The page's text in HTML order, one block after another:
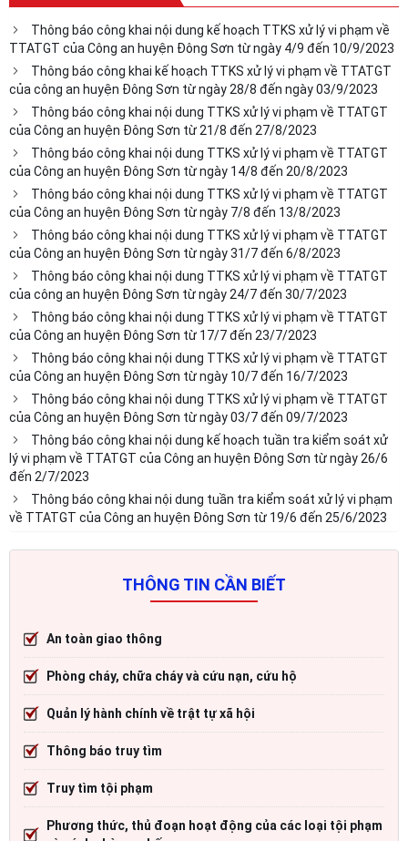
Thông báo công khai nội dung kế hoạch TTKS xử lý vi phạm về
TTATGT của Công an huyện Đông Sơn từ ngày 4/9 đến 10/9/2023
Thông báo công khai kế hoạch TTKS xử lý vi phạm về TTATGT
của công an huyện Đông Sơn từ ngày 28/8 đến ngày 03/9/2023
Thông báo công khai nội dung TTKS xử lý vi phạm về TTATGT
của Công an huyện Đông Sơn từ 21/8 đến 27/8/2023
Thông báo công khai nội dung TTKS xử lý vi phạm về TTATGT
của Công an huyện Đông Sơn từ ngày 14/8 đến 20/8/2023
Thông báo công khai nội dung TTKS xử lý vi phạm về TTATGT
của Công an huyện Đông Sơn từ ngày 7/8 đến 13/8/2023
Thông báo công khai nội dung TTKS xử lý vi phạm về TTATGT
của Công an huyện Đông Sơn từ ngày 31/7 đến 6/8/2023
Thông báo công khai nội dung TTKS xử lý vi phạm về TTATGT
của công an huyện Đông Sơn từ ngày 24/7 đến 30/7/2023
Thông báo công khai nội dung TTKS xử lý vi phạm về TTATGT
của Công an huyện Đông Sơn từ 17/7 đến 23/7/2023
Thông báo công khai nội dung TTKS xử lý vi phạm về TTATGT
của Công an huyện Đông Sơn từ ngày 10/7 đến 16/7/2023
Thông báo công khai nội dung TTKS xử lý vi phạm về TTATGT
của Công an huyện Đông Sơn từ ngày 03/7 đến 09/7/2023
Thông báo công khai nội dung kế hoạch tuần tra kiểm soát xử
lý vi phạm về TTATGT của Công an huyện Đông Sơn từ ngày 26/6
đến 2/7/2023
Thông báo công khai nội dung tuần tra kiểm soát xử lý vi phạm
về TTATGT của Công an huyện Đông Sơn từ 19/6 đến 25/6/2023
THÔNG TIN CẦN BIẾT
An toàn giao thông
Phòng cháy, chữa cháy và cứu nạn, cứu hộ
Quản lý hành chính về trật tự xã hội
Thông báo truy tìm
Truy tìm tội phạm
Phương thức, thủ đoạn hoạt động của các loại tội phạm